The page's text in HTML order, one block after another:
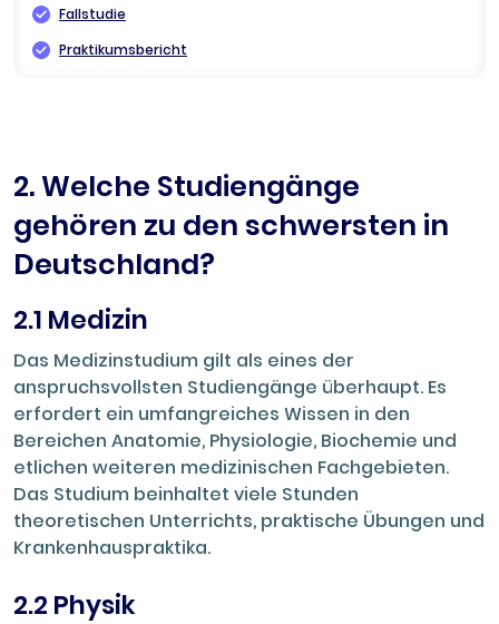
Fallstudie
Praktikumsbericht
2. Welche Studiengänge
gehören zu den schwersten in
Deutschland?
2.1 Medizin
Das Medizinstudium gilt als eines der
anspruchsvollsten Studiengänge überhaupt. Es
erfordert ein umfangreiches Wissen in den
Bereichen Anatomie, Physiologie, Biochemie und
etlichen weiteren medizinischen Fachgebieten.
Das Studium beinhaltet viele Stunden
theoretischen Unterrichts, praktische Übungen und
Krankenhauspraktika.
2.2 Physik